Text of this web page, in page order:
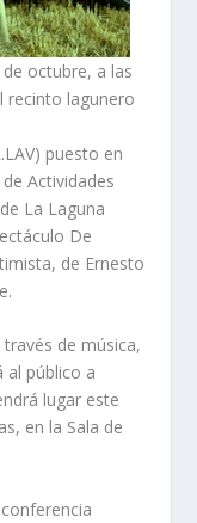
octubre, a las
recinto lagunero
puesto en
Actividades
La Laguna
De
de Ernesto
de música,
al público a
lugar este
en la Sala de